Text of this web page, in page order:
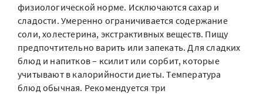
физиологической норме. Исключаются сахар и
сладости. Умеренно ограничивается содержание
соли, холестерина, экстрактивных веществ. Пищу
предпочтительно варить или запекать. Для сладких
блюд и напитков – ксилит или сорбит, которые
учитывают в калорийности диеты. Температура
блюд обычная. Рекомендуется три